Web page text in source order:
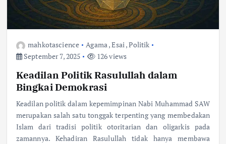
mahkotascience Agama,Esai,Politik
September 7, 2025
126 views
Keadilan Politik Rasulullah dalam
Bingkai Demokrasi
Keadilan politik dalam kepemimpinan Nabi Muhammad SAW
merupakan salah satu tonggak terpenting yang membedakan
Islam dari tradisi politik otoritarian dan oligarkis pada
zamannya. Kehadiran Rasulullah tidak hanya membawa